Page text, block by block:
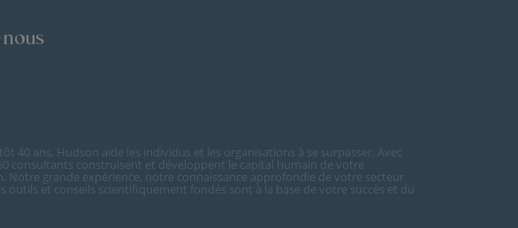
40 ans, Hudson aide les individus et les organisations à se surpasser. Avec
consultants construisent et développent le capital humain de votre
Notre grande expérience, notre connaissance approfondie de votre secteur
outils et conseils scientifiquement fondés sont à la base de votre succès et du